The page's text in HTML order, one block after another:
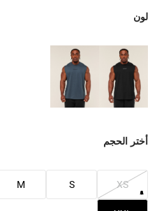
لون
أختر الحجم
XS
S
M